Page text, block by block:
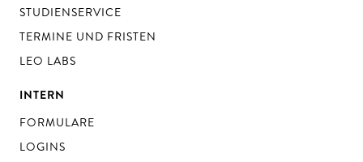
STUDIENSERVICE
TERMINE UND FRISTEN
LEO LABS
INTERN
FORMULARE
LOGINS